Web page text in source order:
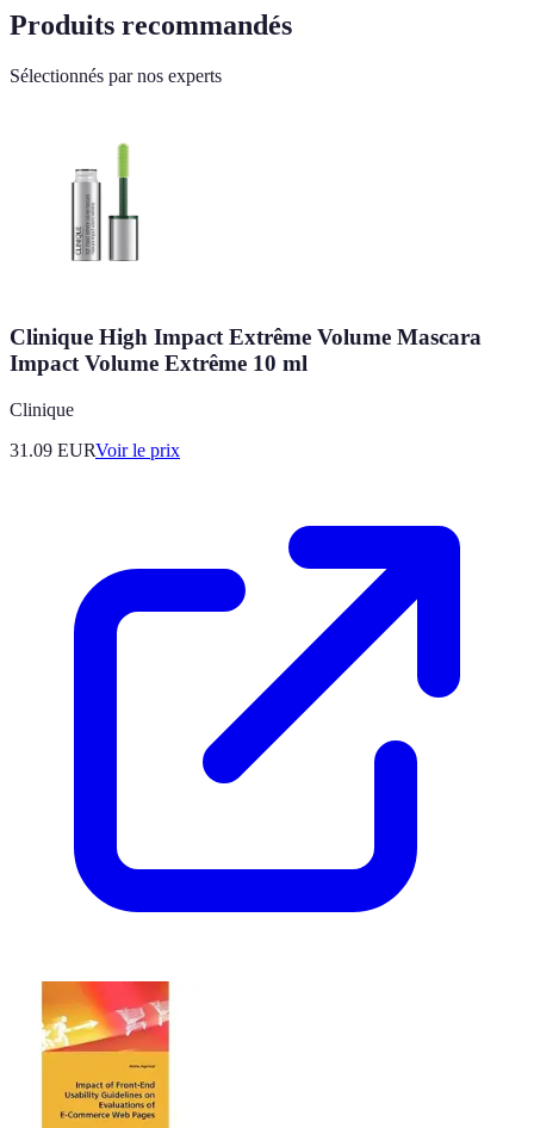
Produits recommandés
Sélectionnés par nos experts
Clinique High Impact Extrême Volume Mascara
Impact Volume Extrême 10 ml
Clinique
31.09 EURVoir le prix